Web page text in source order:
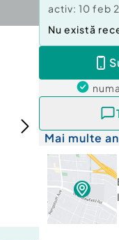
activ: 10 feb
Nu există
Mai multe